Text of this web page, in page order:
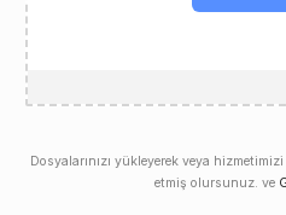
Dosyalarınızı yükleyerek veya
etmiş olursunuz. ve